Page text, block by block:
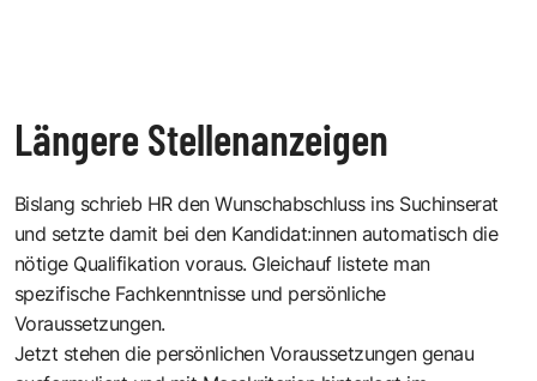
Längere Stellenanzeigen
Bislang schrieb HR den Wunschabschluss ins Suchinserat
und setzte damit bei den Kandidat:innen automatisch die
nötige Qualifikation voraus. Gleichauf listete man
spezifische Fachkenntnisse und persönliche
Voraussetzungen.
Jetzt stehen die persönlichen Voraussetzungen genau